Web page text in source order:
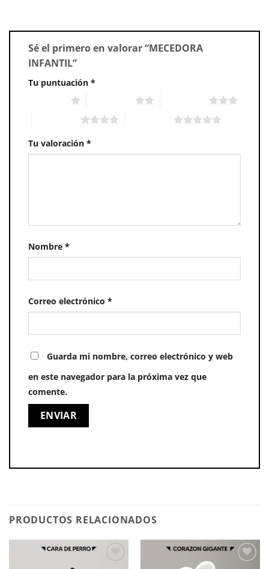
Sé el primero en valorar “MECEDORA
INFANTIL”
Tu puntuación *
Tu valoración *
Nombre *
Correo electrónico *
Guarda mi nombre, correo electrónico y web
en este navegador para la próxima vez que
comente.
PRODUCTOS RELACIONADOS